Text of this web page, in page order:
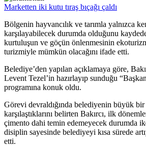
Marketten iki kutu tıraş bıçağı çaldı
Bölgenin hayvancılık ve tarımla yalnızca
karşılayabilecek durumda olduğunu
kurtuluşun ve göçün önlenmesinin
turizmiyle mümkün olacağını ifade etti.
Belediye’den yapılan açıklamaya göre,
Levent Tezel’in hazırlayıp sunduğu
programına konuk oldu.
Görevi devraldığında belediyenin büyük
karşılaştıklarını belirten Bakırcı, ilk
çimento dahi temin edemeyecek durumda
disiplin sayesinde belediyeyi kısa sürede
etti.